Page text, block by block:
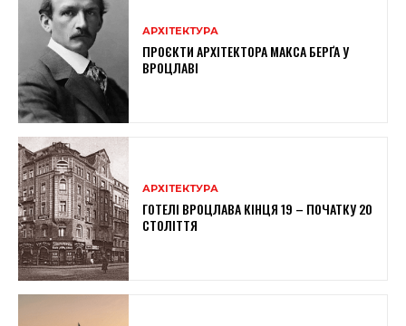
АРХІТЕКТУРА
ПРОЄКТИ АРХІТЕКТОРА МАКСА БЕРҐА У
ВРОЦЛАВІ
АРХІТЕКТУРА
ГОТЕЛІ ВРОЦЛАВА КІНЦЯ 19 – ПОЧАТКУ 20
СТОЛІТТЯ